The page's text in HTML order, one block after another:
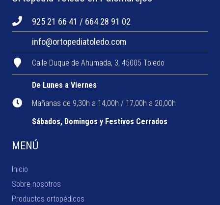
925 21 66 41 / 664 28 91 02
info@ortopediatoledo.com
Calle Duque de Ahumada, 3, 45005 Toledo
De Lunes a Viernes
Mañanas de 9,30h a 14,00h / 17,00h a 20,00h
Sábados, Domingos y Festivos Cerrados
MENÚ
Inicio
Sobre nosotros
Productos ortopédicos